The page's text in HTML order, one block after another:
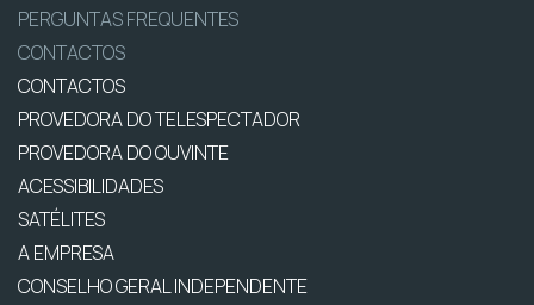
PERGUNTAS FREQUENTES
CONTACTOS
CONTACTOS
PROVEDORA DO TELESPECTADOR
PROVEDORA DO OUVINTE
ACESSIBILIDADES
SATÉLITES
A EMPRESA
CONSELHO GERAL INDEPENDENTE